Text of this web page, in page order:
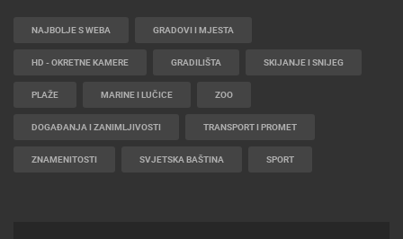
NAJBOLJE S WEBA GRADOVI I MJESTA
HD - OKRETNE KAMERE GRADILIŠTA SKIJANJE I SNIJEG
PLAŽE MARINE I LUČICE ZOO
DOGAĐANJA I ZANIMLJIVOSTI TRANSPORT I PROMET
ZNAMENITOSTI SVJETSKA BAŠTINA SPORT